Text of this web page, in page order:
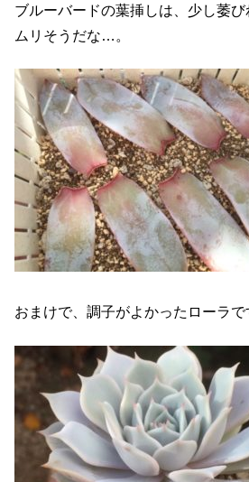
ブルーバードの葉挿しは、少し萎
ムリそうだな…。
おまけで、調子がよかったローラで